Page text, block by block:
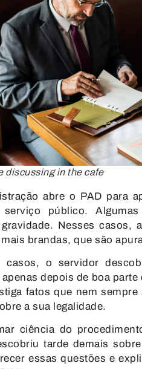
discussing in the cafe
abre o PAD para
público. Algumas
Nesses casos,
brandas, que são
casos, o servidor
depois de boa
fatos que nem
a sua legalidade.
ciência do
tarde demais
essas questões e